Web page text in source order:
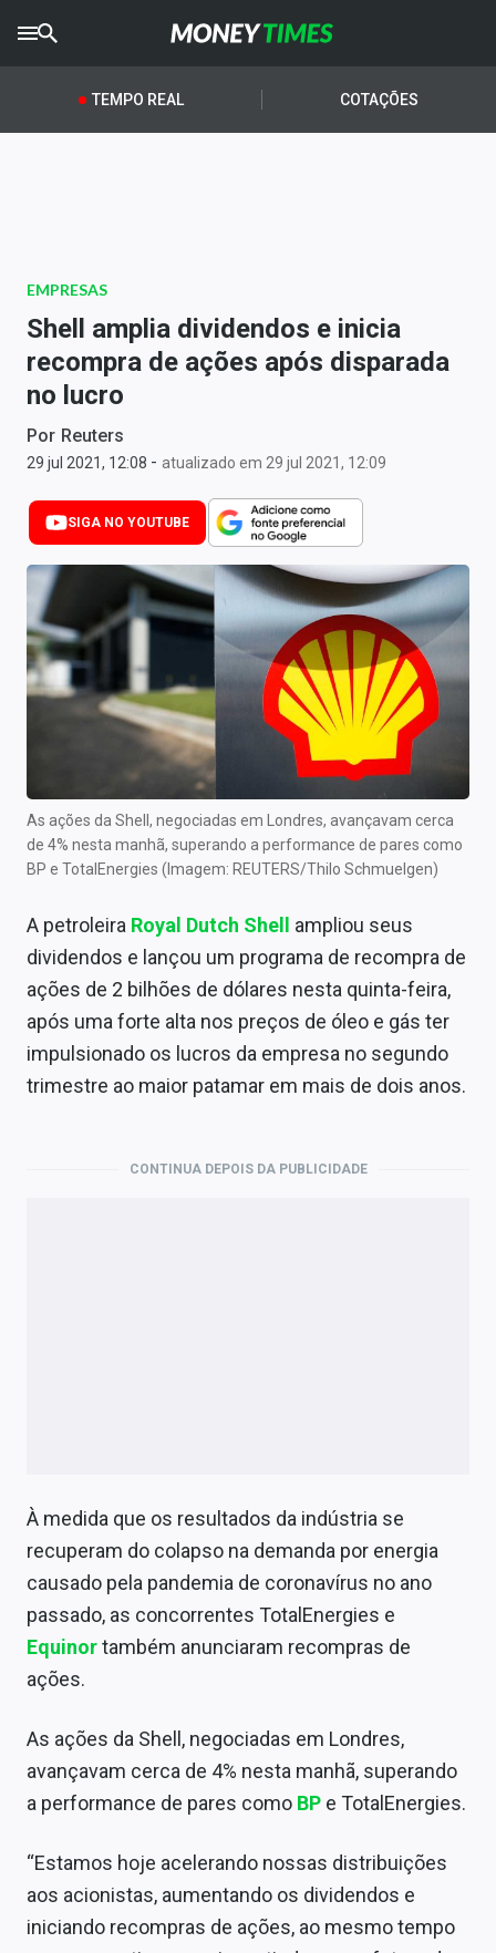
CRYPTOTIMES
AGROTIMES
Newsletters
Money Trader
Anuncie
Últimas Notícias
Newsletters
Cotações
Comprar ou vender?
Carteiras Recomendadas
Central de Dividendos
Central de Fundos Imobiliários
Central dos IPOs
Renda Fixa
Mercados
Economia
Empresas
Brasil
Sobre
Expediente
TEMPO REAL COTAÇÕES
EMPRESAS
Shell amplia dividendos e inicia
recompra de ações após disparada
no lucro
Por Reuters
29 jul 2021, 12:08 - atualizado em 29 jul 2021, 12:09
SIGA NO YOUTUBE
As ações da Shell, negociadas em Londres, avançavam cerca
de 4% nesta manhã, superando a performance de pares como
BP e TotalEnergies (Imagem: REUTERS/Thilo Schmuelgen)
A petroleira Royal Dutch Shell
ampliou seus
dividendos e lançou um programa de recompra de
ações de 2 bilhões de dólares nesta quinta-feira,
após uma forte alta nos preços de óleo e gás ter
impulsionado os lucros da empresa no segundo
trimestre ao maior patamar em mais de dois anos.
CONTINUA DEPOIS DA PUBLICIDADE
À medida que os resultados da indústria se
recuperam do colapso na demanda por energia
causado pela pandemia de coronavírus no ano
passado, as concorrentes TotalEnergies e
Equinortambém anunciaram recompras de
ações.
As ações da Shell, negociadas em Londres,
avançavam cerca de 4% nesta manhã, superando
a performance de pares como BP e TotalEnergies.
“Estamos hoje acelerando nossas distribuições
aos acionistas, aumentando os dividendos e
iniciando recompras de ações, ao mesmo tempo